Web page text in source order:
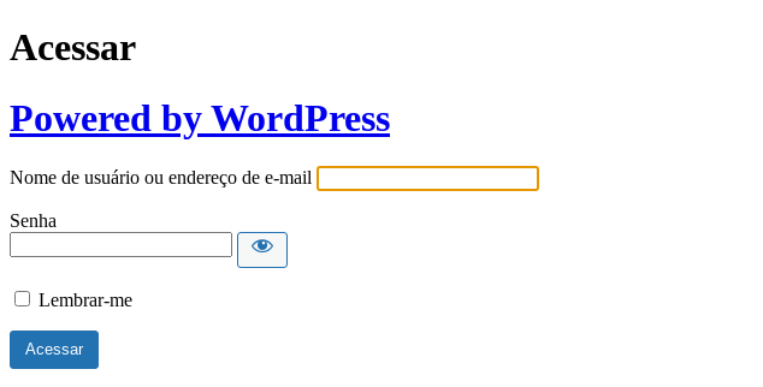
Acessar
Powered by WordPress
Nome de usuário ou endereço de e-mail
Senha
Lembrar-me